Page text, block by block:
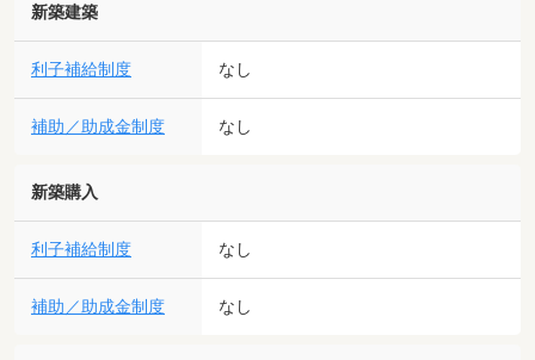
新築建築
利子補給制度 なし
補助／助成金制度 なし
新築購入
利子補給制度 なし
補助／助成金制度 なし